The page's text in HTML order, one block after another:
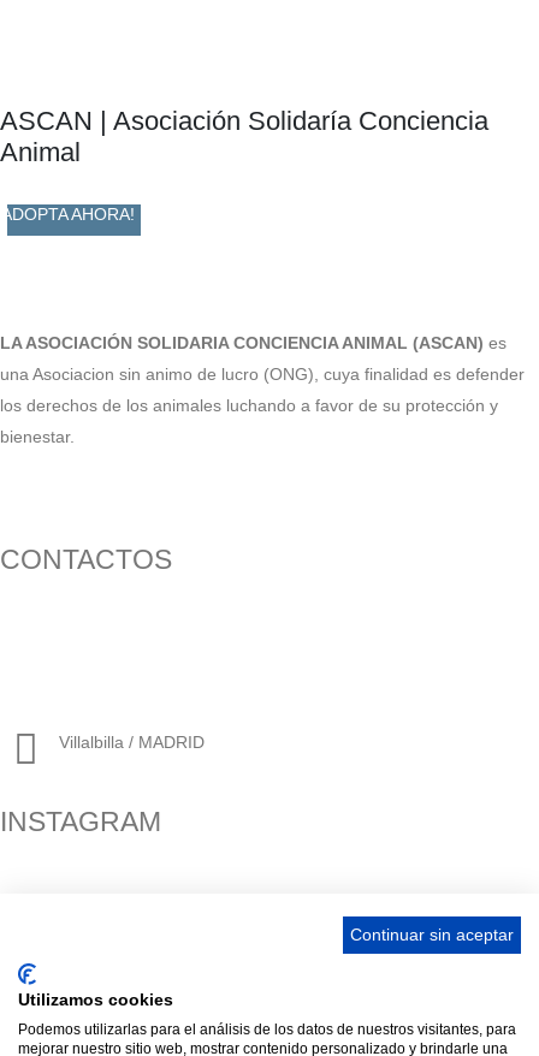
ASCAN | Asociación Solidaría Conciencia
Animal
ADOPTA AHORA!
LA ASOCIACIÓN SOLIDARIA CONCIENCIA ANIMAL (ASCAN) es
una Asociacion sin animo de lucro (ONG), cuya finalidad es defender
los derechos de los animales luchando a favor de su protección y
bienestar.
CONTACTOS
Villalbilla / MADRID
INSTAGRAM
Adopta un perro
Política de Privacidad
Continuar sin aceptar
Utilizamos cookies
Podemos utilizarlas para el análisis de los datos de nuestros visitantes, para
mejorar nuestro sitio web, mostrar contenido personalizado y brindarle una